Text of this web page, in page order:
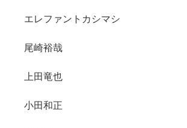
エレファントカシマシ
尾崎裕哉
上田竜也
小田和正